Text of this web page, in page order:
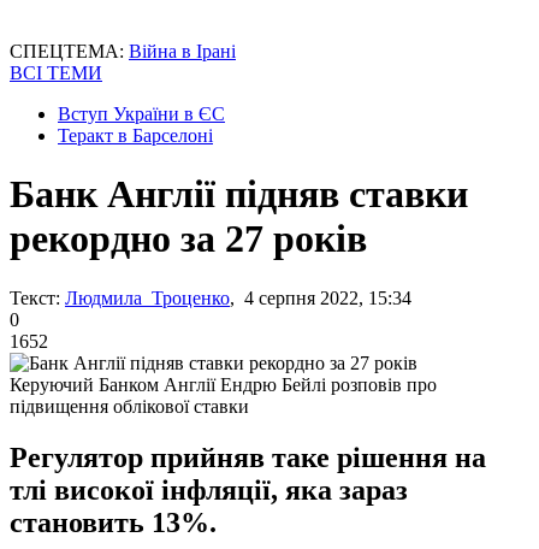
СПЕЦТЕМА: Війна в Ірані
ВСІ ТЕМИ
Вступ України в ЄС
Теракт в Барселоні
Банк Англії підняв ставки
рекордно за 27 років
Текст: Людмила Троценко, 4 серпня 2022, 15:34
0
1652
Керуючий Банком Англії Ендрю Бейлі розповів про
підвищення облікової ставки
Регулятор прийняв таке рішення на
тлі високої інфляції, яка зараз
становить 13%.